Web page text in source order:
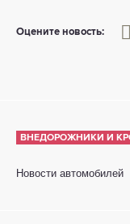
Оцените новость:
0
1 2 3
ВНЕДОРОЖНИКИ И
Новости автомобилей